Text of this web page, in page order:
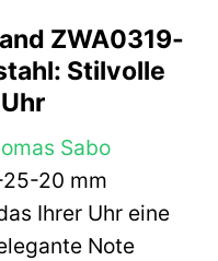
ZWA0319-
Stilvolle
Sabo
20 mm
Ihrer Uhr eine
Note